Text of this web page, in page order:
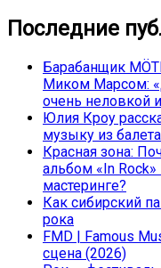
Последние
Барабанщик
Миком Марсом:
очень неловкой
Юлия Кроу
музыку из балета
Красная зона:
альбом «In
мастеринге?
Как сибирский
рока
FMD | Famous
сцена (2026)